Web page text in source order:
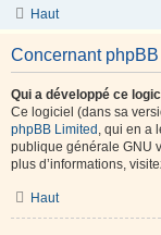
Haut
Concernant phpBB
Qui a développé ce
Ce logiciel (dans sa
phpBB Limited , qui en a
publique générale GNU
plus d’informations,
Haut